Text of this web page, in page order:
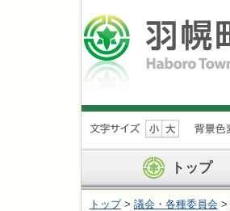
ナ
ビ
ョ
ン
トップ
トップ> 議会・各種委員会 >